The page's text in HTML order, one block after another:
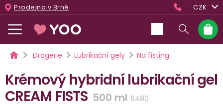
Přejít
na
obsah
Prodejna v Brně CZK
košík
DomůDrogerie Lubrikační gely Na fisting
Krémový hybridní lubrikační gel
CREAM FISTS 500 ml 6480